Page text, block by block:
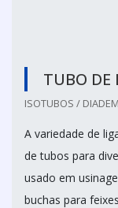
TUBO DE
ISOTUBOS /
A variedade de
de tubos para
usado em
buchas para